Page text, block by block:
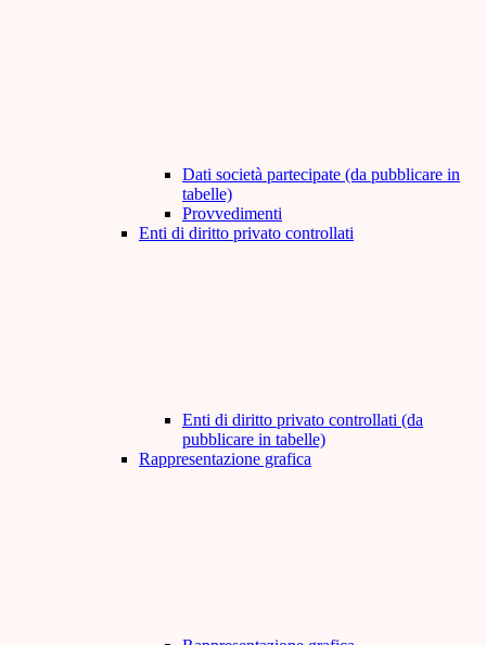
Dati società partecipate (da pubblicare in
tabelle)
Provvedimenti
Enti di diritto privato controllati
Enti di diritto privato controllati (da
pubblicare in tabelle)
Rappresentazione grafica